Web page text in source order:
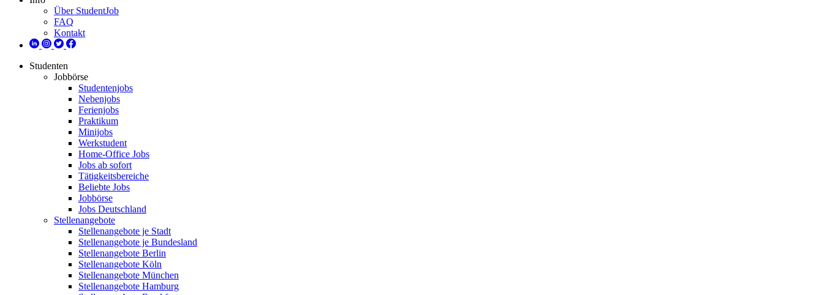
Über StudentJob
FAQ
Kontakt
Studenten
Jobbörse
Studentenjobs
Nebenjobs
Ferienjobs
Praktikum
Minijobs
Werkstudent
Home-Office Jobs
Jobs ab sofort
Tätigkeitsbereiche
Beliebte Jobs
Jobbörse
Jobs Deutschland
Stellenangebote
Stellenangebote je Stadt
Stellenangebote je Bundesland
Stellenangebote Berlin
Stellenangebote Köln
Stellenangebote München
Stellenangebote Hamburg